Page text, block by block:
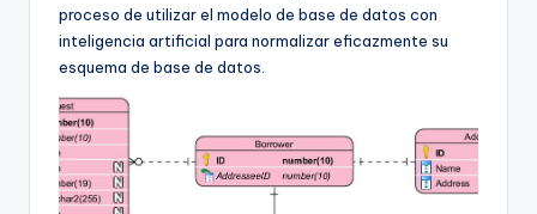
proceso de utilizar el modelo de base de datos con
inteligencia artificial para normalizar eficazmente su
esquema de base de datos.